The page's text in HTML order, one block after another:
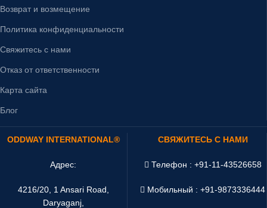
Возврат и возмещение
Политика конфиденциальности
Свяжитесь с нами
Отказ от ответственности
Карта сайта
Блог
ODDWAY INTERNATIONAL®
Адрес:
4216/20, 1 Ansari Road,
Daryaganj,
СВЯЖИТЕСЬ С НАМИ
Телефон : +91-11-43526658
Мобильный : +91-9873336444